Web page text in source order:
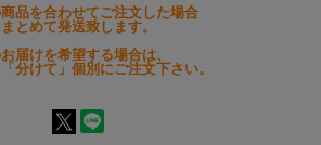
品を合わせてご注文した場合
とめて発送致します。
届けを希望する場合は、
分けて」個別にご注文下さい。